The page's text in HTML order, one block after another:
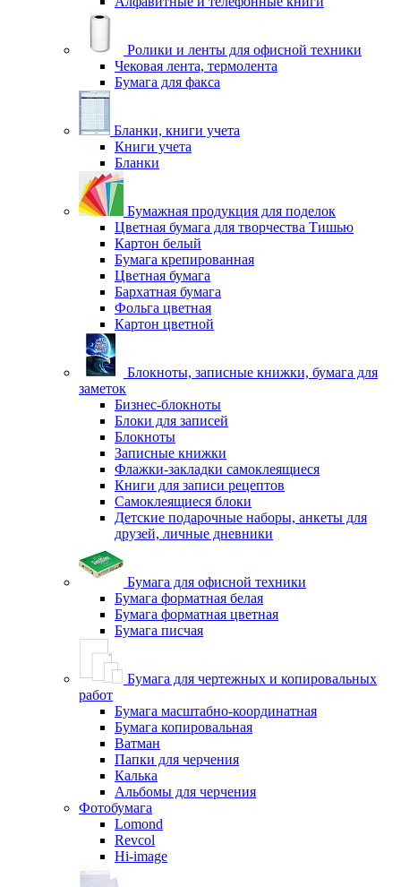
Ролики и ленты для офисной техники
Чековая лента, термолента
Бумага для факса
Бланки, книги учета
Книги учета
Бланки
Бумажная продукция для поделок
Цветная бумага для творчества Тишью
Картон белый
Бумага крепированная
Цветная бумага
Бархатная бумага
Фольга цветная
Картон цветной
Блокноты, записные книжки, бумага для
заметок
Бизнес-блокноты
Блоки для записей
Блокноты
Записные книжки
Флажки-закладки самоклеящиеся
Книги для записи рецептов
Самоклеящиеся блоки
Детские подарочные наборы, анкеты для
друзей, личные дневники
Бумага для офисной техники
Бумага форматная белая
Бумага форматная цветная
Бумага писчая
Бумага для чертежных и копировальных
работ
Бумага масштабно-координатная
Бумага копировальная
Ватман
Папки для черчения
Калька
Альбомы для черчения
Фотобумага
Lomond
Revcol
Hi-image